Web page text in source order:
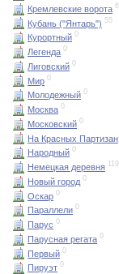
Кремлевские ворота
Кубань ("Янтарь") 55
Курортный 0
Легенда 0
Лиговский 0
Мир 0
Молодежный 0
Москва 0
Московский 0
На Красных Партизан
Народный 0
Немецкая деревня 119
Новый город 0
Оскар 0
Параллели 0
Парус 0
Парусная регата 0
Первый 0
Пируэт 0